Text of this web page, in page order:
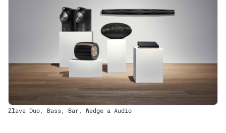
Zľava Duo, Bass, Bar, Wedge a Audio